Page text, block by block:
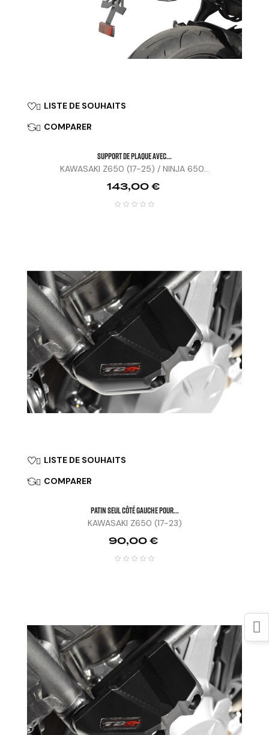
 LISTE DE SOUHAITS
 COMPARER
SUPPORT DE PLAQUE AVEC...
KAWASAKI Z650 (17-25) / NINJA 650...
Prix
143,00 €
 LISTE DE SOUHAITS
 COMPARER
Patin Seul Côté Gauche Pour...
KAWASAKI Z650 (17-23)
Prix
90,00 €